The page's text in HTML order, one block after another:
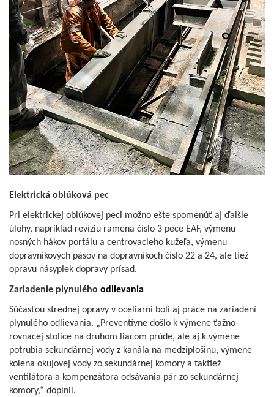
Elektrická oblúková pec
Pri elektrickej oblúkovej peci možno ešte spomenúť aj ďalšie
úlohy, napríklad revíziu ramena číslo 3 pece EAF, výmenu
nosných hákov portálu a centrovacieho kužeľa, výmenu
dopravníkových pásov na dopravníkoch číslo 22 a 24, ale tiež
opravu násypiek dopravy prísad.
Zariadenie plynulého odlievania
Súčasťou strednej opravy v oceliarni boli aj práce na zariadení
plynulého odlievania. „Preventívne došlo k výmene ťažno-
rovnacej stolice na druhom liacom prúde, ale aj k výmene
potrubia sekundárnej vody z kanála na medziplošinu, výmene
kolena okujovej vody zo sekundárnej komory a taktiež
ventilátora a kompenzátora odsávania pár zo sekundárnej
komory,“ doplnil.